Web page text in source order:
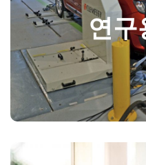
연
네오코리아 자동차 연구
차량을 일본, 독일, 미
급